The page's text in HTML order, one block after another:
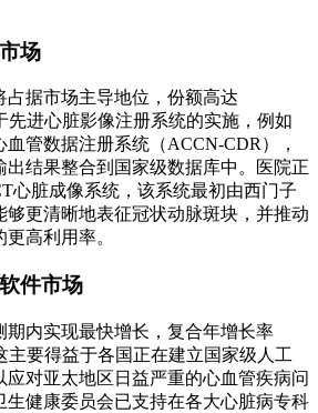
场
占据市场主导地位，份额高达
先进心脏影像注册系统的实施，例如
管数据注册系统（ACCN-CDR），
出结果整合到国家级数据库中。医院正
心脏成像系统，该系统最初由西门子
够更清晰地表征冠状动脉斑块，并推动
高利用率。
件市场
期内实现最快增长，复合年增长率
主要得益于各国正在建立国家级人工
应对亚太地区日益严重的心血管疾病问
生健康委员会已支持在各大心脏病专科